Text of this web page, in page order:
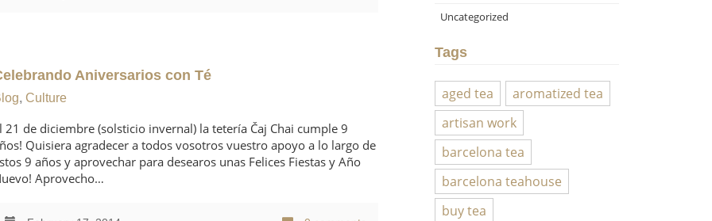
Aniversarios con Té
, Culture
21 de diciembre (solsticio invernal) la tetería Čaj Chai cumple 9
Quisiera agradecer a todos vosotros vuestro apoyo a lo largo de
9 años y aprovechar para desearos unas Felices Fiestas y Año
Aprovecho…
Uncategorized
Tags
aged tea
aromatized tea
artisan work
barcelona tea
barcelona teahouse
buy tea